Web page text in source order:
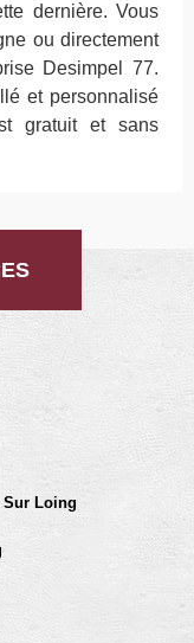
dernière. Vous
ou directement
Desimpel 77.
et personnalisé
gratuit et sans
Sur Loing